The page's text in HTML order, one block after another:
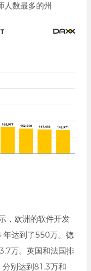
人数最多的州
，欧洲的软件开发
达到了550万。德
万。英国和法国排
别达到81.3万和